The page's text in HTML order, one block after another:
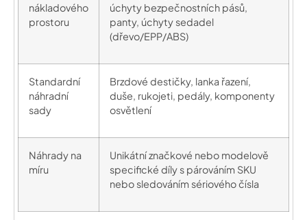
nákladového
prostoru
úchyty bezpečnostních pásů,
panty, úchyty sedadel
(dřevo/EPP/ABS)
Standardní
náhradní
sady
Brzdové destičky, lanka řazení,
duše, rukojeti, pedály, komponenty
osvětlení
Náhrady na
míru
Unikátní značkové nebo modelově
specifické díly s párováním SKU
nebo sledováním sériového čísla